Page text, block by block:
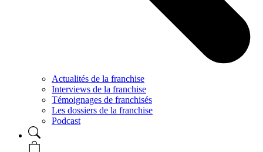
Actualités de la franchise
Interviews de la franchise
Témoignages de franchisés
Les dossiers de la franchise
Podcast